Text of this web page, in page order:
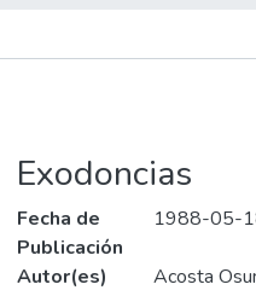
People
Exodoncias
Fecha de
Publicación
1988-05-
Autor(es)
Acosta